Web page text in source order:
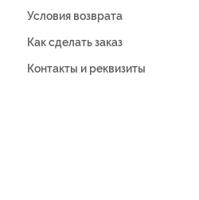
Условия возврата
Как сделать заказ
Контакты и реквизиты